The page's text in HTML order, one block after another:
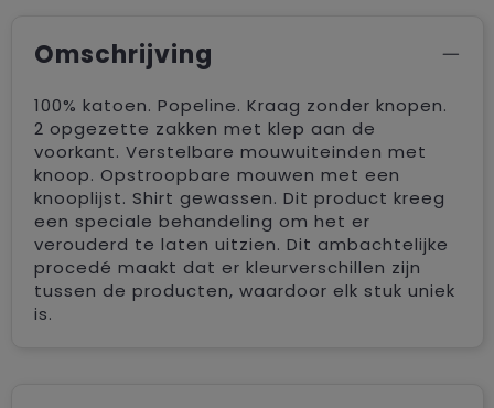
Omschrijving
100% katoen. Popeline. Kraag zonder knopen.
2 opgezette zakken met klep aan de
voorkant. Verstelbare mouwuiteinden met
knoop. Opstroopbare mouwen met een
knooplijst. Shirt gewassen. Dit product kreeg
een speciale behandeling om het er
verouderd te laten uitzien. Dit ambachtelijke
procedé maakt dat er kleurverschillen zijn
tussen de producten, waardoor elk stuk uniek
is.